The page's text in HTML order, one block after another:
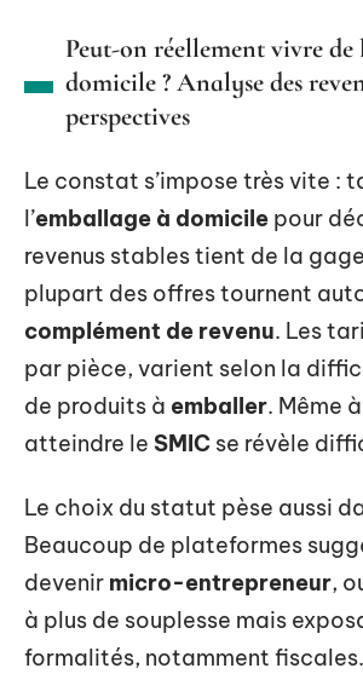
Peut-on réellement vivre de
domicile ? Analyse des
perspectives
Le constat s’impose très vite :
l’emballage à domicile pour
revenus stables tient de la
plupart des offres tournent
complément de revenu. Les
par pièce, varient selon la
de produits à emballer. Même
atteindre le SMIC se révèle
Le choix du statut pèse aussi
Beaucoup de plateformes
devenir micro-entrepreneur,
à plus de souplesse mais
formalités, notamment fiscales.